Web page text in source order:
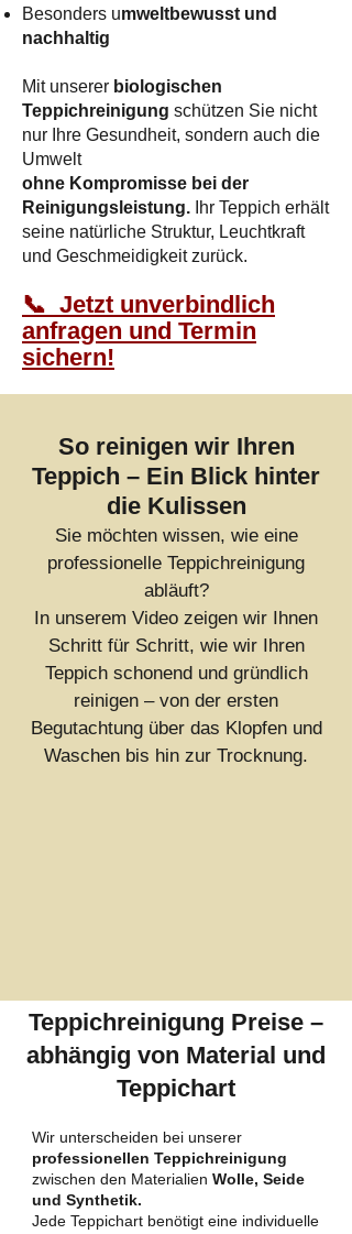
Besonders umweltbewusst und
nachhaltig
Mit unserer biologischen
Teppichreinigung schützen Sie nicht
nur Ihre Gesundheit, sondern auch die
Umwelt
ohne Kompromisse bei der
Reinigungsleistung. Ihr Teppich erhält
seine natürliche Struktur, Leuchtkraft
und Geschmeidigkeit zurück.​
📞 Jetzt unverbindlich
anfragen und Termin
sichern!
So reinigen wir Ihren
Teppich – Ein Blick hinter
die Kulissen
Sie möchten wissen, wie eine
professionelle Teppichreinigung
abläuft?
In unserem Video zeigen wir Ihnen
Schritt für Schritt, wie wir Ihren
Teppich schonend und gründlich
reinigen – von der ersten
Begutachtung über das Klopfen und
Waschen bis hin zur Trocknung.
Teppichreinigung Preise –
abhängig von Material und
Teppichart
Wir unterscheiden bei unserer
professionellen Teppichreinigung
zwischen den Materialien Wolle, Seide
und Synthetik.
Jede Teppichart benötigt eine individuelle